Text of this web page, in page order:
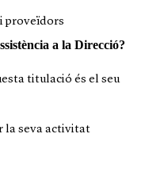
proveïdors
a la Direcció?
titulació és el seu
la seva activitat